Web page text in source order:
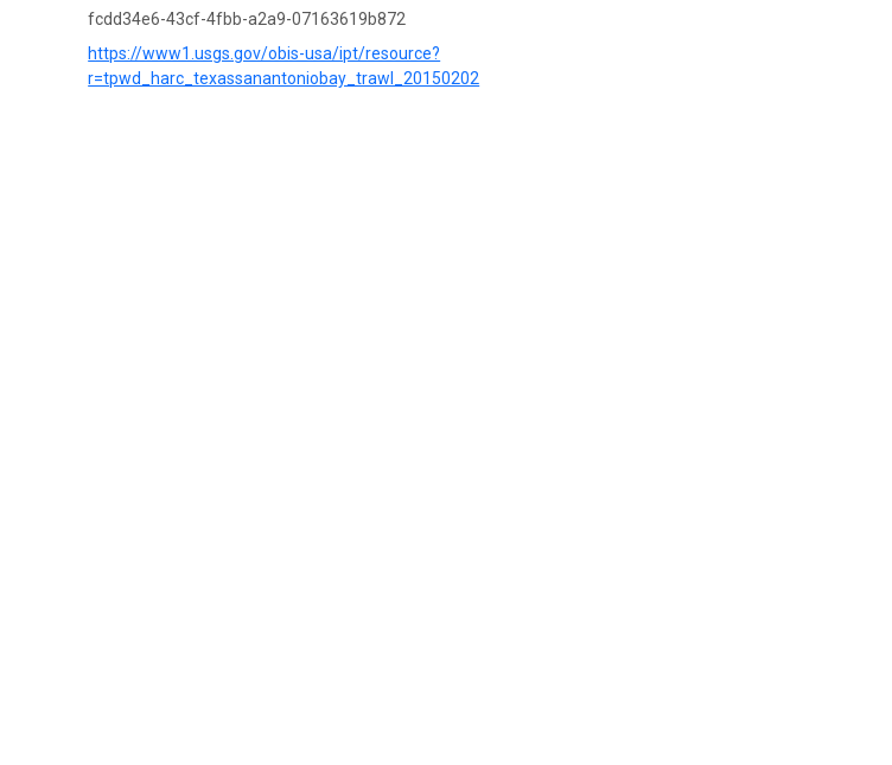
fcdd34e6-43cf-4fbb-a2a9-07163619b872
https://www1.usgs.gov/obis-usa/ipt/resource?
r=tpwd_harc_texassanantoniobay_trawl_20150202